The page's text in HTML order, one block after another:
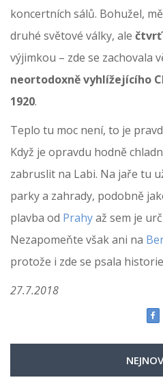
koncertních sálů. Bohužel,
druhé světové války, ale čtvrť
výjimkou – zde se zachovala
neortodoxně vyhlížejícího
1920.
Teplo tu moc není, to je
Když je opravdu hodně
zabruslit na Labi. Na jaře tu
parky a zahrady, podobně
plavba od Prahyaž sem je
Nezapomeňte však ani na
protože i zde se psala historie
27.7.2018